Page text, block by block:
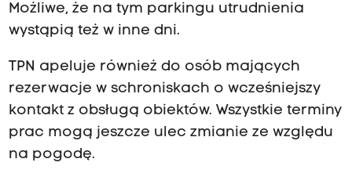
Możliwe, że na tym parkingu utrudnienia
wystąpią też w inne dni.
TPN apeluje również do osób mających
rezerwacje w schroniskach o wcześniejszy
kontakt z obsługą obiektów. Wszystkie terminy
prac mogą jeszcze ulec zmianie ze względu
na pogodę.